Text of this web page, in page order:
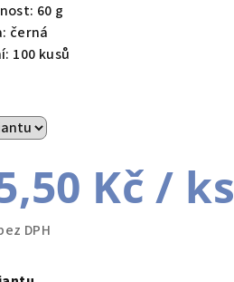
60 g
černá
100 kusů
Kč / ks
DPH